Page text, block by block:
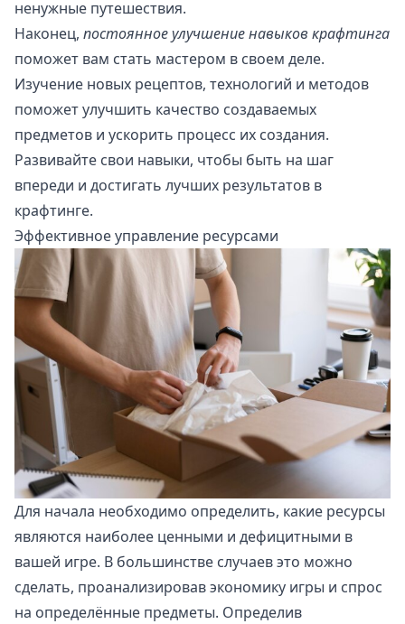
ненужные путешествия.
Наконец, постоянное улучшение навыков крафтинга
поможет вам стать мастером в своем деле.
Изучение новых рецептов, технологий и методов
поможет улучшить качество создаваемых
предметов и ускорить процесс их создания.
Развивайте свои навыки, чтобы быть на шаг
впереди и достигать лучших результатов в
крафтинге.
Эффективное управление ресурсами
Для начала необходимо определить, какие ресурсы
являются наиболее ценными и дефицитными в
вашей игре. В большинстве случаев это можно
сделать, проанализировав экономику игры и спрос
на определённые предметы. Определив